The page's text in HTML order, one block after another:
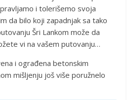
i tolerišemo svoja
da bilo koji zapadnjak sa tako
Šri Lankom može da
vi na vašem putovanju…
i ograđena betonskim
mišljenju još više poružnelo